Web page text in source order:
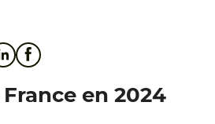
France en 2024